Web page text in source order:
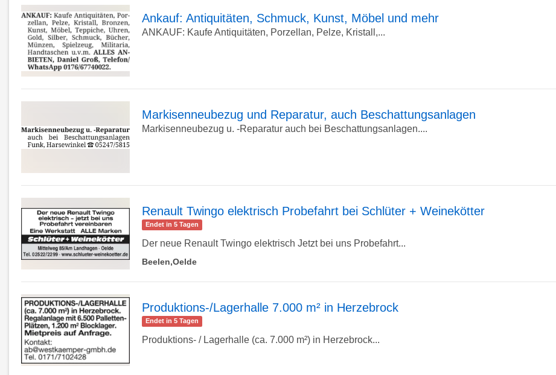
Detailseite
zur
Detailseite
Ankauf: Antiquitäten, Schmuck, Kunst, Möbel und mehr
ANKAUF: Kaufe Antiquitäten, Porzellan, Pelze, Kristall,...
Detailseite
Markisenneubezug und Reparatur, auch Beschattungsanlagen
Markisenneubezug u. -Reparatur auch bei Beschattungsanlagen....
Detailseite
Renault Twingo elektrisch Probefahrt bei Schlüter + Weinekötter
Endet in 5 Tagen
Der neue Renault Twingo elektrisch Jetzt bei uns Probefahrt...
Beelen,Oelde
Produktions-/Lagerhalle 7.000 m² in Herzebrock
Endet in 5 Tagen
Produktions- / Lagerhalle (ca. 7.000 m²) in Herzebrock...